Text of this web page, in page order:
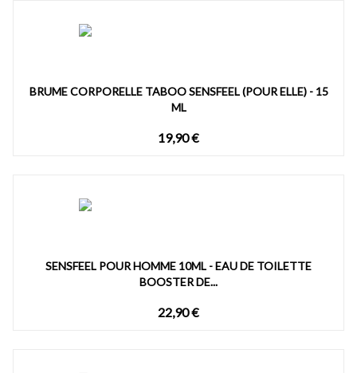
BRUME CORPORELLE TABOO SENSFEEL (POUR ELLE) - 15
ML
19,90 €
SENSFEEL POUR HOMME 10ML - EAU DE TOILETTE
BOOSTER DE...
22,90 €